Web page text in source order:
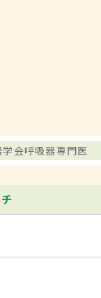
学会呼吸器専門医